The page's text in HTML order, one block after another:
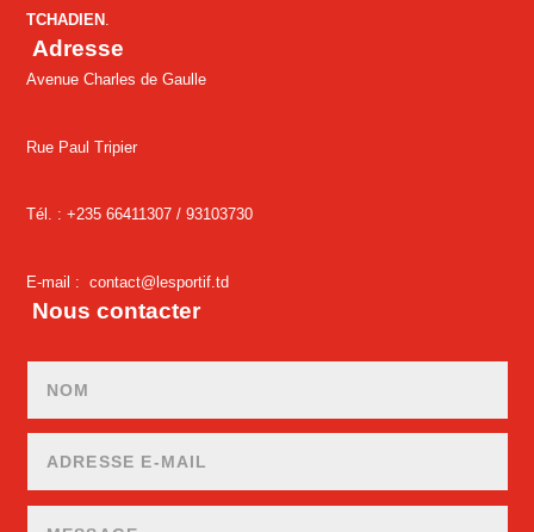
TCHADIEN .
Adresse
Avenue Charles de Gaulle
Rue Paul Tripier
Tél. : +235 66411307 /93103730
E-mail :contact@lesportif.td
Nous contacter